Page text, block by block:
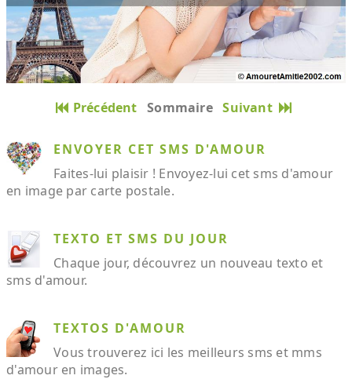
Précédent Sommaire Suivant
ENVOYER CET SMS D'AMOUR
Faites-lui plaisir ! Envoyez-lui cet sms d'amour
en image par carte postale.
TEXTO ET SMS DU JOUR
Chaque jour, découvrez un nouveau texto et
sms d'amour.
TEXTOS D'AMOUR
Vous trouverez ici les meilleurs sms et mms
d'amour en images.